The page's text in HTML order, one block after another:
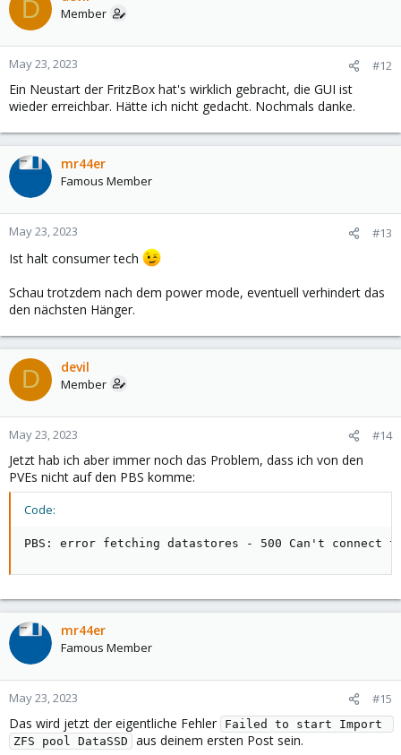
D Member
May 23, 2023 #12
Ein Neustart der FritzBox hat's wirklich gebracht, die GUI ist
wieder erreichbar. Hätte ich nicht gedacht. Nochmals danke.
mr44er
Famous Member
May 23, 2023 #13
Ist halt consumer tech
Schau trotzdem nach dem power mode, eventuell verhindert das
den nächsten Hänger.
D devil
Member
May 23, 2023 #14
Jetzt hab ich aber immer noch das Problem, dass ich von den
PVEs nicht auf den PBS komme:
Code:
PBS: error fetching datastores - 500 Can't connect
mr44er
Famous Member
May 23, 2023 #15
Das wird jetzt der eigentliche Fehler
Failed to start Import
ZFS pool DataSSD
aus deinem ersten Post sein.